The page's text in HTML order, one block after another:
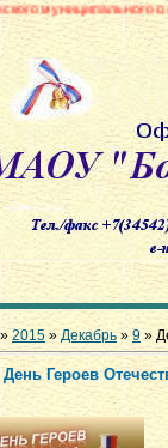
округа
»2015 » Декабрь » 9 »
День Героев